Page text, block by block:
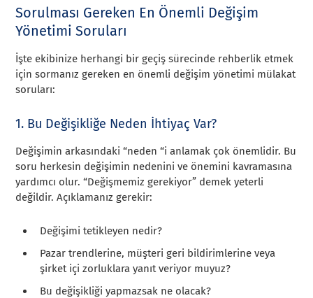
Sorulması Gereken En Önemli Değişim
Yönetimi Soruları
İşte ekibinize herhangi bir geçiş sürecinde rehberlik etmek
için sormanız gereken en önemli değişim yönetimi mülakat
soruları:
1. Bu Değişikliğe Neden İhtiyaç Var?
Değişimin arkasındaki “neden “i anlamak çok önemlidir. Bu
soru herkesin değişimin nedenini ve önemini kavramasına
yardımcı olur. “Değişmemiz gerekiyor” demek yeterli
değildir. Açıklamanız gerekir:
Değişimi tetikleyen nedir?
Pazar trendlerine, müşteri geri bildirimlerine veya
şirket içi zorluklara yanıt veriyor muyuz?
Bu değişikliği yapmazsak ne olacak?